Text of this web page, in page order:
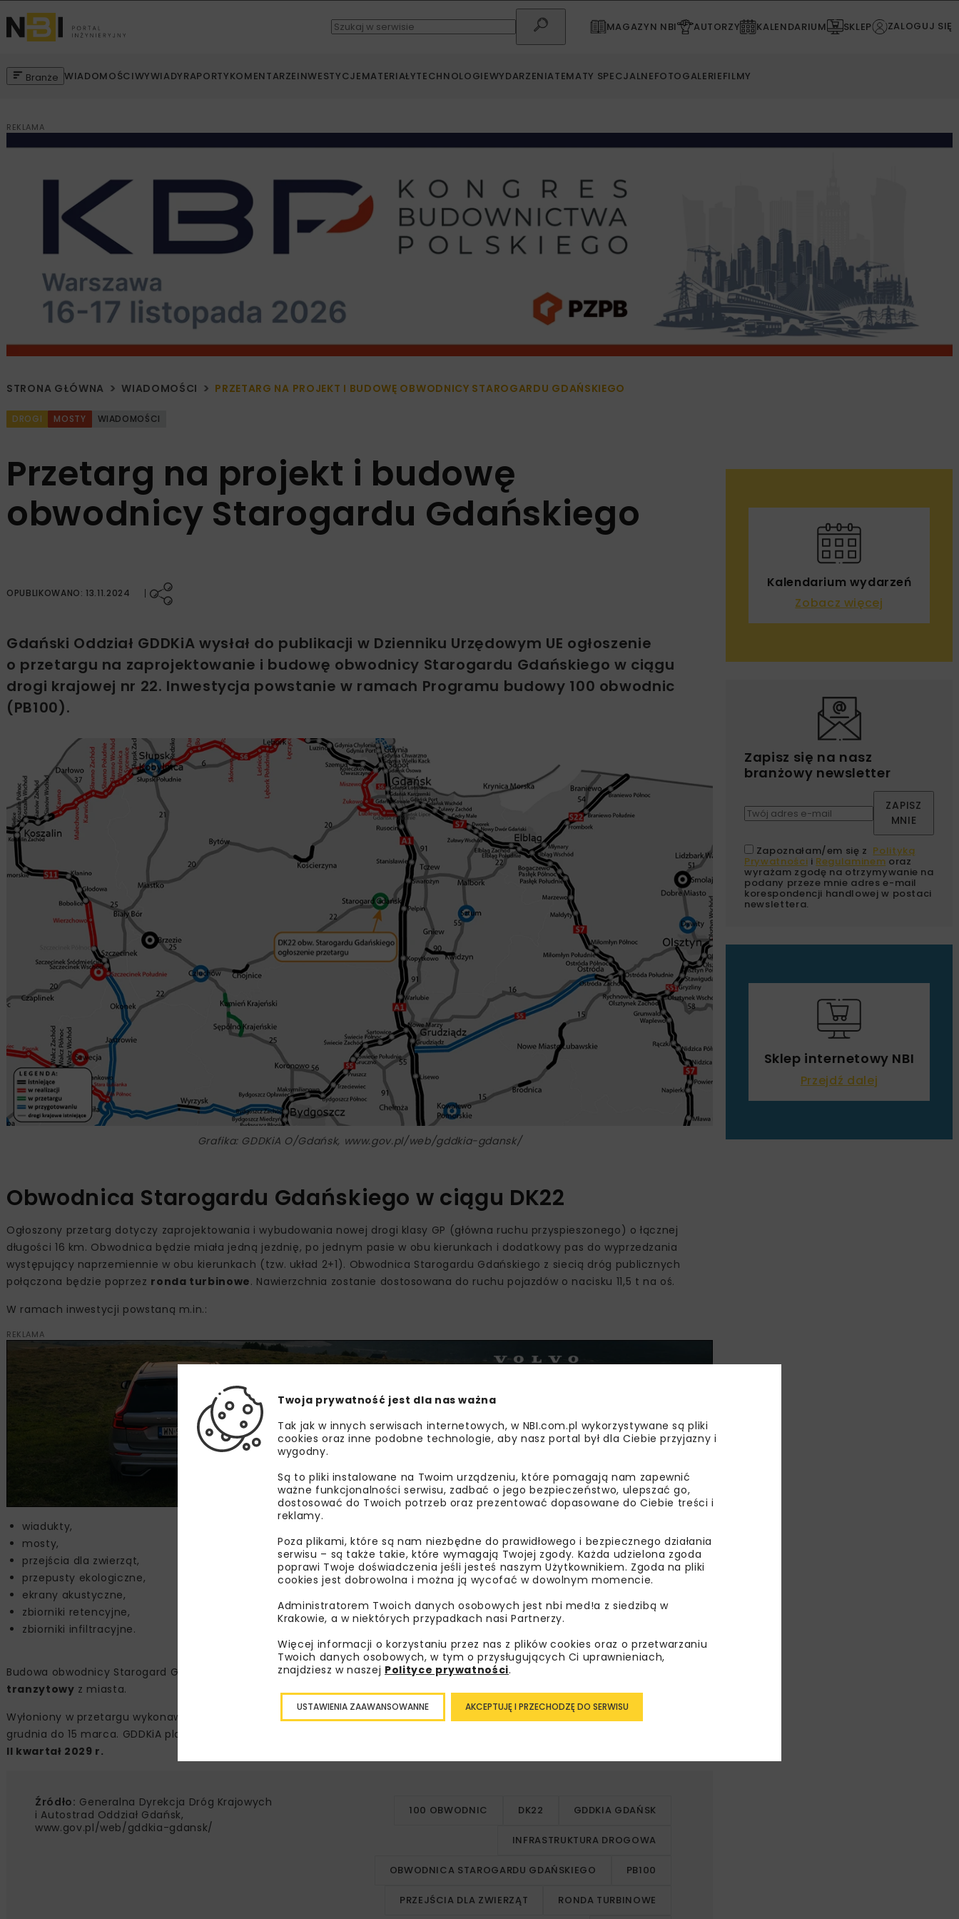
MAGAZYN NBI AUTORZY KALENDARIUM SKLEP ZALOGUJ SIĘ
Branże WIADOMOŚCIWYWIADYRAPORTYKOMENTARZEINWESTYCJEMATERIAŁYTECHNOLOGIEWYDARZENIATEMATY SPECJALNEFOTOGALERIEFILMY
REKLAMA
STRONA GŁÓWNA WIADOMOŚCI PRZETARG NA PROJEKT I BUDOWĘ OBWODNICY STAROGARDU GDAŃSKIEGO
DROGI MOSTY WIADOMOŚCI
Przetarg na projekt i budowę
obwodnicy Starogardu Gdańskiego
OPUBLIKOWANO: 13.11.2024
Gdański Oddział GDDKiA wysłał do publikacji w Dzienniku Urzędowym UE ogłoszenie
o przetargu na zaprojektowanie i budowę obwodnicy Starogardu Gdańskiego w ciągu
drogi krajowej nr 22. Inwestycja powstanie w ramach Programu budowy 100 obwodnic
(PB100).
Grafika: GDDKiA O/Gdańsk, www.gov.pl/web/gddkia-gdansk/
Obwodnica Starogardu Gdańskiego w ciągu DK22
Ogłoszony przetarg dotyczy zaprojektowania i wybudowania nowej drogi klasy GP (główna ruchu przyspieszonego) o łącznej
długości 16 km. Obwodnica będzie miała jedną jezdnię, po jednym pasie w obu kierunkach i dodatkowy pas do wyprzedzania
występujący naprzemiennie w obu kierunkach (tzw. układ 2+1). Obwodnica Starogardu Gdańskiego z siecią dróg publicznych
połączona będzie poprzez ronda turbinowe. Nawierzchnia zostanie dostosowana do ruchu pojazdów o nacisku 11,5 t na oś.
W ramach inwestycji powstaną m.in.:
REKLAMA
wiadukty,
mosty,
przejścia dla zwierząt,
przepusty ekologiczne,
ekrany akustyczne,
zbiorniki retencyjne,
zbiorniki infiltracyjne.
Budowa obwodnicy Starogard Gdańskiego podniesie poziom bezpieczeństwa mieszkańców
tranzytowy z miasta.
Wyłoniony w przetargu wykonawca będzie miał
39 miesięcyna realizację prac, z wyłączeniem przerwy zimowej, która trwa od 16
grudnia do 15 marca. GDDKiA planuje podpisać umowę z wykonawcą w
II kwartał 2029 r.
Źródło: Generalna Dyrekcja Dróg Krajowych
i Autostrad Oddział Gdańsk,
www.gov.pl/web/gddkia-gdansk/
100 OBWODNIC DK22 GDDKIA GDAŃSK
INFRASTRUKTURA DROGOWA
OBWODNICA STAROGARDU GDAŃSKIEGO PB100
PRZEJŚCIA DLA ZWIERZĄT RONDA TURBINOWE
Kalendarium wydarzeń
Zobacz więcej
Zapisz się na nasz
branżowy newsletter
ZAPISZ
MNIE
Zapoznałam/em się z Polityką
Prywatności i Regulaminem oraz
wyrażam zgodę na otrzymywanie na
podany przeze mnie adres e-mail
korespondencji handlowej w postaci
newslettera.
Sklep internetowy NBI
Przejdź dalej
Twoja prywatność jest dla nas ważna
Tak jak w innych serwisach internetowych, w NBI.com.pl wykorzystywane są pliki
cookies oraz inne podobne technologie, aby nasz portal był dla Ciebie przyjazny i
wygodny.
Są to pliki instalowane na Twoim urządzeniu, które pomagają nam zapewnić
ważne funkcjonalności serwisu, zadbać o jego bezpieczeństwo, ulepszać go,
dostosować do Twoich potrzeb oraz prezentować dopasowane do Ciebie treści i
reklamy.
Poza plikami, które są nam niezbędne do prawidłowego i bezpiecznego działania
serwisu – są także takie, które wymagają Twojej zgody. Każda udzielona zgoda
poprawi Twoje doświadczenia jeśli jesteś naszym Użytkownikiem. Zgoda na pliki
cookies jest dobrowolna i można ją wycofać w dowolnym momencie.
Administratorem Twoich danych osobowych jest nbi med!a z siedzibą w
Krakowie, a w niektórych przypadkach nasi Partnerzy.
Więcej informacji o korzystaniu przez nas z plików cookies oraz o przetwarzaniu
Twoich danych osobowych, w tym o przysługujących Ci uprawnieniach,
znajdziesz w naszej Polityce prywatności.
AKCEPTUJĘ I PRZECHODZĘ DO SERWISU
USTAWIENIA ZAAWANSOWANNE